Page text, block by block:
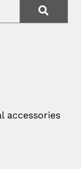
accessories